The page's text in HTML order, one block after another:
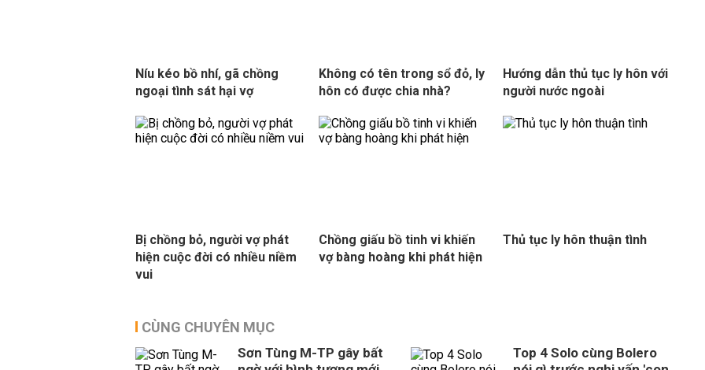
Níu kéo bồ nhí, gã chồng
ngoại tình sát hại vợ
Không có tên trong sổ đỏ, ly
hôn có được chia nhà?
Hướng dẫn thủ tục ly hôn với
người nước ngoài
Bị chồng bỏ, người vợ phát
hiện cuộc đời có nhiều niềm
vui
Chồng giấu bồ tinh vi khiến
vợ bàng hoàng khi phát hiện
Thủ tục ly hôn thuận tình
CÙNG CHUYÊN MỤC
Sơn Tùng M-TP gây bất
Top 4 Solo cùng Bolero